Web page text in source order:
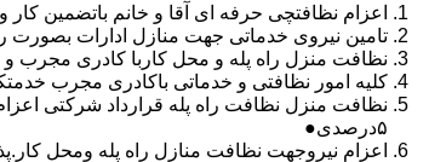
اعزام نظافتچی حرفه ای آقا و خانم باتضمین کار
تامین نیروی خدماتی جهت منازل ادارات
نظافت منزل راه پله و محل کاربا کادری مجرب
کلیه امور نظافتی و خدماتی باکادری مجرب
نظافت منزل نظافت راه پله قرارداد شرکتی
۵درصدی●
اعزام نیروجهت نظافت منازل راه پله ومحل